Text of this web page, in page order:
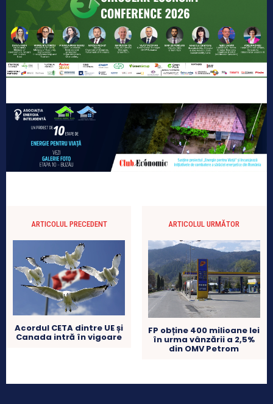
ARTICOLUL PRECEDENT
Acordul CETA dintre UE și
Canada intră în vigoare
ARTICOLUL URMĂTOR
FP obține 400 milioane lei
în urma vânzării a 2,5%
din OMV Petrom